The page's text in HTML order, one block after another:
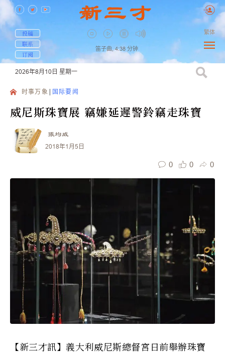
投稿
联系
订阅
笛子曲, 4:38 分钟
繁体
2026年8月10日 星期一
时事万象 国际要闻
威尼斯珠寶展 竊嫌延遲警鈴竊走珠寶
張均威
2018年1月5日
0 0 0
【新三才訊】義大利威尼斯總督宮日前舉辦珠寶